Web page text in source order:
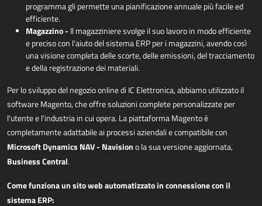
programma gli permette una pianificazione annuale più facile ed
efficiente.
Magazzino - Il magazziniere svolge il suo lavoro in modo efficiente
e preciso con l'aiuto del sistema ERP per i magazzini, avendo così
una visione completa delle scorte, delle emissioni, del tracciamento
e della registrazione dei materiali.
Per lo sviluppo del negozio online di IC Elettronica, abbiamo utilizzato il
software Magento, cheoffre soluzioni complete personalizzate per
l'utente e l'industria in cui opera. La piattaforma Magento è
completamente adattabile ai processi aziendali e compatibile con
Microsoft Dynamics NAV - Navision o la sua versione aggiornata,
Business Central.
Come funziona un sito web automatizzato in connessione con il
sistema ERP: